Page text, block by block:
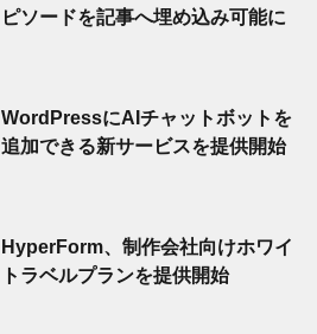
ピソードを記事へ埋め込み可能に
WordPressにAIチャットボットを
追加できる新サービスを提供開始
HyperForm、制作会社向けホワイ
トラベルプランを提供開始